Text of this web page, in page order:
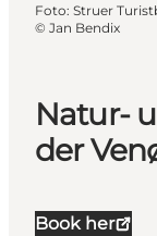
Natur-
der
Book her
Foto: Struer
© Jan Bendix